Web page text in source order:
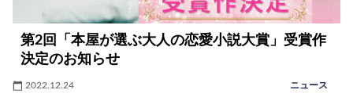
第2回「本屋が選ぶ大人の恋愛小説大賞」受賞作
決定のお知らせ
2022.12.24 ニュース